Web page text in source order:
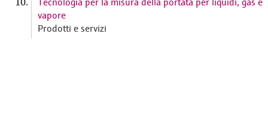
vapore
Prodotti e servizi